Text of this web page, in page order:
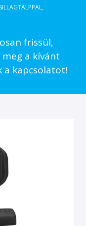
frissül,
a kívánt
a kapcsolatot!